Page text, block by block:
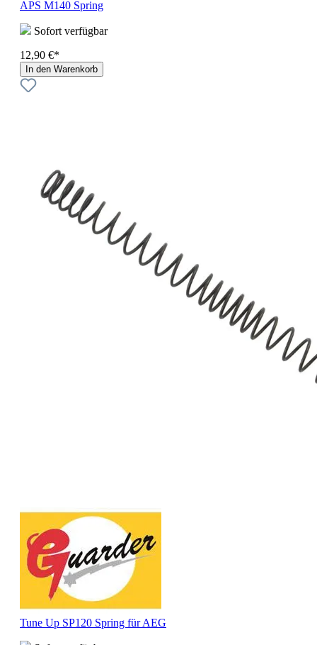
APS M140 Spring
Sofort verfügbar
12,90 €*
In den Warenkorb
Tune Up SP120 Spring für AEG